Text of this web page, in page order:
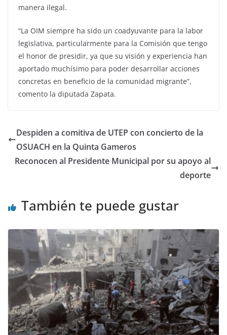
manera ilegal.
“La OIM siempre ha sido un coadyuvante para la labor
legislativa, particularmente para la Comisión que tengo
el honor de presidir, ya que su visión y experiencia han
aportado muchísimo para poder desarrollar acciones
concretas en beneficio de la comunidad migrante”,
comento la diputada Zapata.
Despiden a comitiva de UTEP con concierto de la
OSUACH en la Quinta Gameros
Reconocen al Presidente Municipal por su apoyo al
deporte
También te puede gustar